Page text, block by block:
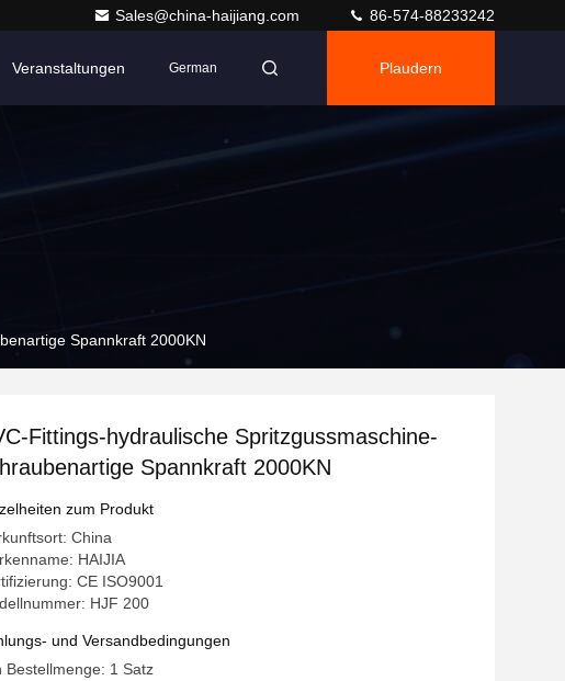
Sales@china-haijiang.com 86-574-88233242
Veranstaltungen German Plaudern
Spannkraft 2000KN
Fittings-hydraulische Spritzgussmaschine-
Spannkraft 2000KN
zum Produkt
China
HAIJIA
CE ISO9001
HJF 200
und Versandbedingungen
Bestellmenge: 1 Satz